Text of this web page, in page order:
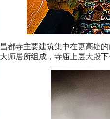
昌都寺主要建筑集中在更高处
大师居所组成，寺庙上层大殿